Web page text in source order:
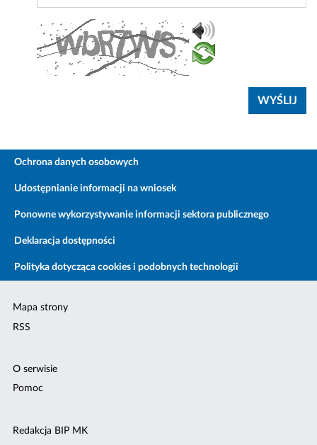
Ochrona danych osobowych
Udostępnianie informacji na wniosek
Ponowne wykorzystywanie informacji sektora publicznego
Deklaracja dostępności
Polityka dotycząca cookies i podobnych technologii
Mapa strony
RSS
O serwisie
Pomoc
Redakcja BIP MK